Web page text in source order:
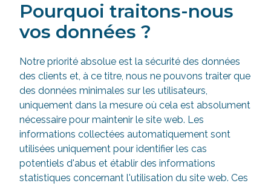
Pourquoi traitons-nous
vos données ?
Notre priorité absolue est la sécurité des données
des clients et, à ce titre, nous ne pouvons traiter que
des données minimales sur les utilisateurs,
uniquement dans la mesure où cela est absolument
nécessaire pour maintenir le site web. Les
informations collectées automatiquement sont
utilisées uniquement pour identifier les cas
potentiels d'abus et établir des informations
statistiques concernant l'utilisation du site web. Ces